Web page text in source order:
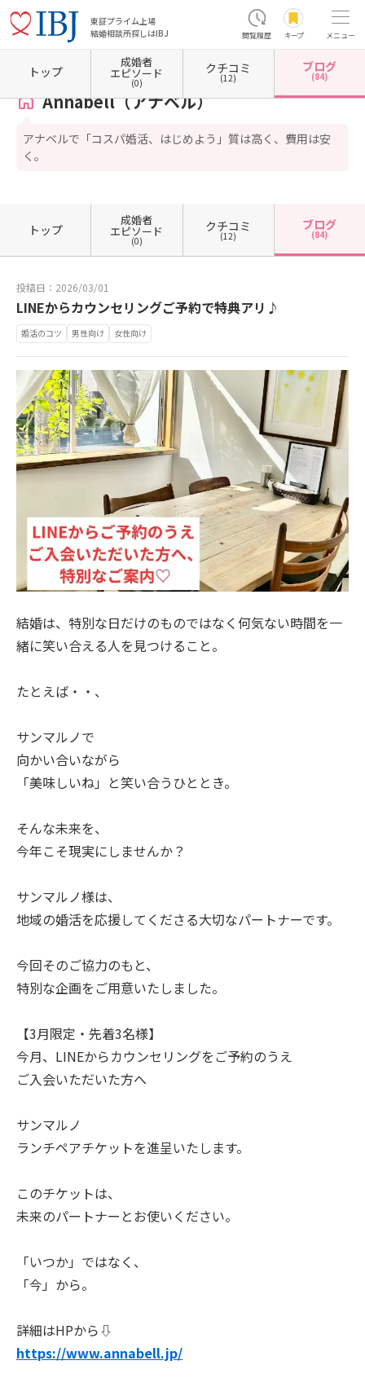
東証プライム上場
結婚相談所探しはIBJ
閲覧履歴 キープ メニュー
ホーム 山口県の結婚相談所 山口県宇部市 Annabell（アナベル） カウンセラーブロ
Annabell（アナベル）
アナベルで「コスパ婚活、はじめよう」質は高く、費用は安
く。
トップ
成婚者
エピソード
(0)
クチコミ
(12)
ブログ
(84)
トップ
成婚者
エピソード
(0)
クチコミ
(12)
ブログ
(84)
投稿日：2026/03/01
LINEからカウンセリングご予約で特典アリ♪
婚活のコツ 男性向け 女性向け
結婚は、特別な日だけのものではなく何気ない時間を一
緒に笑い合える人を見つけること。
たとえば・・、
サンマルノで
向かい合いながら
「美味しいね」と笑い合うひととき。
そんな未来を、
今年こそ現実にしませんか？
サンマルノ様は、
地域の婚活を応援してくださる大切なパートナーです。
今回そのご協力のもと、
特別な企画をご用意いたしました。
【3月限定・先着3名様】
今月、LINEからカウンセリングをご予約のうえ
ご入会いただいた方へ
サンマルノ
ランチペアチケットを進呈いたします。
このチケットは、
未来のパートナーとお使いください。
「いつか」ではなく、
「今」から。
詳細はHPから⇩
https://www.annabell.jp/